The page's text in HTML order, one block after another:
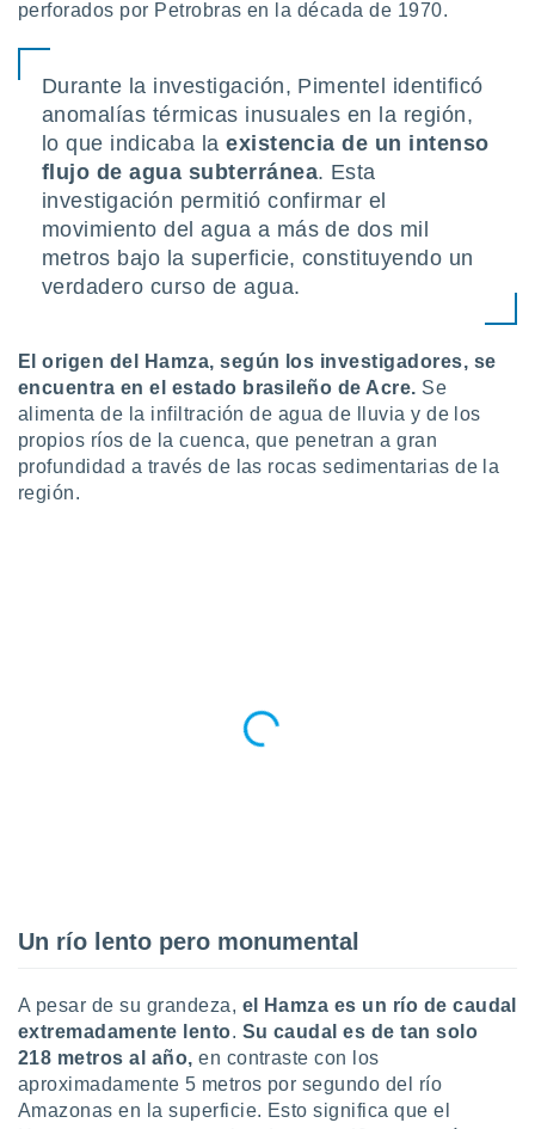
uso de
medir el
el
de
de
de
uso de
perforados por Petrobras en la década de 1970.
Durante la investigación, Pimentel identificó
anomalías térmicas inusuales en la región,
lo que indicaba laexistencia de un intenso
flujo de agua subterránea. Esta
investigación permitió confirmar el
movimiento del agua a más de dos mil
metros bajo la superficie, constituyendo un
verdadero curso de agua.
El origen del Hamza, según los investigadores, se
encuentra en el estado brasileño de Acre. Se
alimenta de la infiltración de agua de lluvia y de los
propios ríos de la cuenca, que penetran a gran
profundidad a través de las rocas sedimentarias de la
región.
Un río lento pero monumental
A pesar de su grandeza, el Hamza es un río de caudal
extremadamente lento. Su caudal es de tan solo
218 metros al año,en contraste con los
aproximadamente 5 metros por segundo del río
Amazonas en la superficie. Esto significa que el